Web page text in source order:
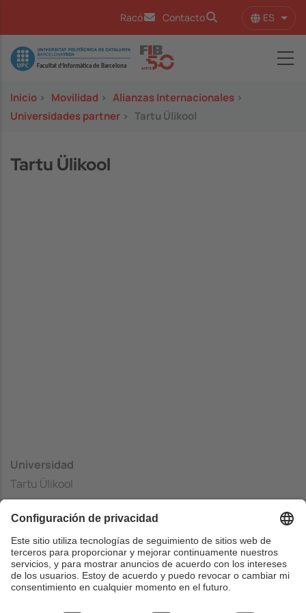
Racó Contacto ES
Image
Inicio > Movilidad > Alianzas Internacionales >
Universidades partner > Tartu Ülikool
Tartu Ülikool
Universidad
Tartu Ülikool
Institute of Computer Science
País
Estonia